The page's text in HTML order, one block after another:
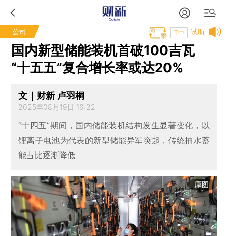
公司 试听
T中
国内新型储能装机首破100吉瓦
“十五五”复合增长率或达20%
文｜财新 卢羽桐
2025年08月19日 16:22
“十四五”期间，国内储能装机结构发生显著变化，以
锂离子电池为代表的新型储能异军突起，传统抽水蓄
能占比逐渐降低
原图